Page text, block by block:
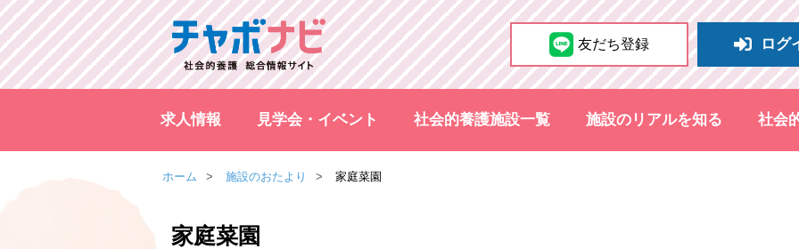
友だち登録 ログ
求人情報 見学会・イベント 社会的養護施設一覧 施設のリアルを知る 社会
ホーム 施設のおたより 家庭菜園
家庭菜園